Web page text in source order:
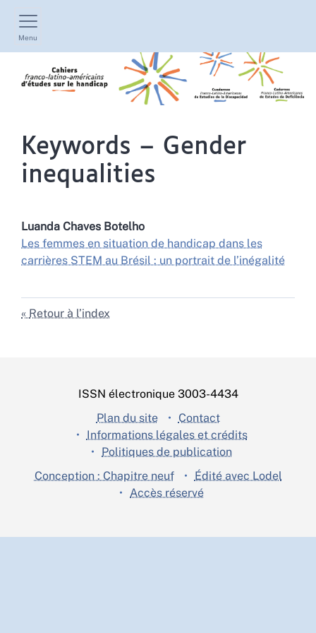
Menu
Keywords – Gender
inequalities
Luanda Chaves Botelho
Les femmes en situation de handicap dans les
carrières STEM au Brésil : un portrait de l’inégalité
Retour à l’index
ISSN électronique 3003-4434
Plan du site
Contact
Informations légales et crédits
Politiques de publication
Conception : Chapitre neuf
Édité avec Lodel
Accès réservé